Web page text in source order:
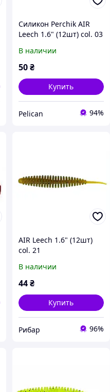
Силикон Perchik AIR
Leech 1.6" (12шт) col. 03
В наличии
50₴
Купить
Pelican 94%
AIR Leech 1.6" (12шт)
col. 21
В наличии
44₴
Купить
Рибар 96%